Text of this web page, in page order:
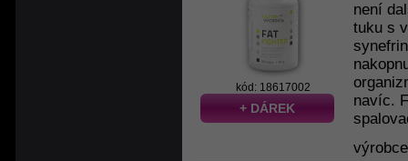
kód: 18617002
+ DÁREK
není
tuku s
navíc.